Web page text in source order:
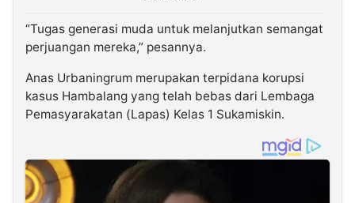
“Tugas generasi muda untuk melanjutkan semangat
perjuangan mereka,” pesannya.
Anas Urbaningrum merupakan terpidana korupsi
kasus Hambalang yang telah bebas dari Lembaga
Pemasyarakatan (Lapas) Kelas 1 Sukamiskin.